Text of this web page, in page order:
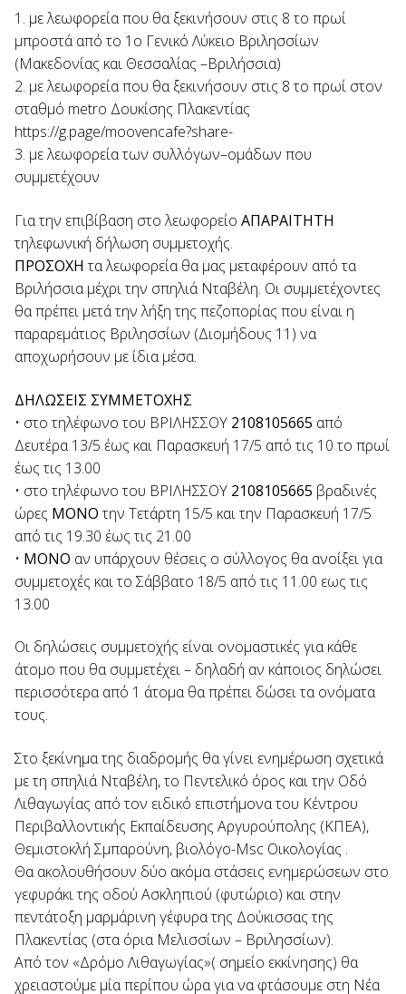
1. με λεωφορεία που θα ξεκινήσουν στις 8 το πρωί
μπροστά από το 1ο Γενικό Λύκειο Βριλησσίων
(Μακεδονίας και Θεσσαλίας –Βριλήσσια)
2. με λεωφορεία που θα ξεκινήσουν στις 8 το πρωί στον
σταθμό metro Δουκίσης Πλακεντίας
https://g.page/moovencafe?share-
3. με λεωφορεία των συλλόγων–ομάδων που
συμμετέχουν
Για την επιβίβαση στο λεωφορείο ΑΠΑΡΑΙΤΗΤΗ
τηλεφωνική δήλωση συμμετοχής.
ΠΡΟΣΟΧΗ τα λεωφορεία θα μας μεταφέρουν από τα
Βριλήσσια μέχρι την σπηλιά Νταβέλη. Οι συμμετέχοντες
θα πρέπει μετά την λήξη της πεζοπορίας που είναι η
παραρεμάτιος Βριλησσίων (Διομήδους 11) να
αποχωρήσουν με ίδια μέσα.
ΔΗΛΩΣΕΙΣ ΣΥΜΜΕΤΟΧΗΣ
• στο τηλέφωνο του ΒΡΙΛΗΣΣΟΥ 2108105665 από
Δευτέρα 13/5 έως και Παρασκευή 17/5 από τις 10 το πρωί
έως τις 13.00
• στο τηλέφωνο του ΒΡΙΛΗΣΣΟΥ 2108105665 βραδινές
ώρες ΜΟΝΟτην Τετάρτη 15/5 και την Παρασκευή 17/5
από τις 19.30 έως τις 21.00
• ΜΟΝΟ αν υπάρχουν θέσεις ο σύλλογος θα ανοίξει για
συμμετοχές και το Σάββατο 18/5 από τις 11.00 εως τις
13.00
Οι δηλώσεις συμμετοχής είναι ονομαστικές για κάθε
άτομο που θα συμμετέχει – δηλαδή αν κάποιος δηλώσει
περισσότερα από 1 άτομα θα πρέπει δώσει τα ονόματα
τους.
Στο ξεκίνημα της διαδρομής θα γίνει ενημέρωση σχετικά
με τη σπηλιά Νταβέλη, το Πεντελικό όρος και την Οδό
Λιθαγωγίας από τον ειδικό επιστήμονα του Κέντρου
Περιβαλλοντικής Εκπαίδευσης Αργυρούπολης (ΚΠΕΑ),
Θεμιστοκλή Σμπαρούνη, βιολόγο-Msc Οικολογίας .
Θα ακολουθήσουν δύο ακόμα στάσεις ενημερώσεων στο
γεφυράκι της οδού Ασκληπιού (φυτώριο) και στην
πεντάτοξη μαρμάρινη γέφυρα της Δούκισσας της
Πλακεντίας (στα όρια Μελισσίων – Βριλησσίων).
Από τον «Δρόμο Λιθαγωγίας»( σημείο εκκίνησης) θα
χρειαστούμε μία περίπου ώρα για να φτάσουμε στη Νέα